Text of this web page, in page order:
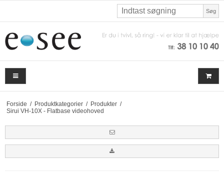
Søg
Forside / Produktkategorier / Produkter /
Sirui VH-10X - Flatbase videohoved